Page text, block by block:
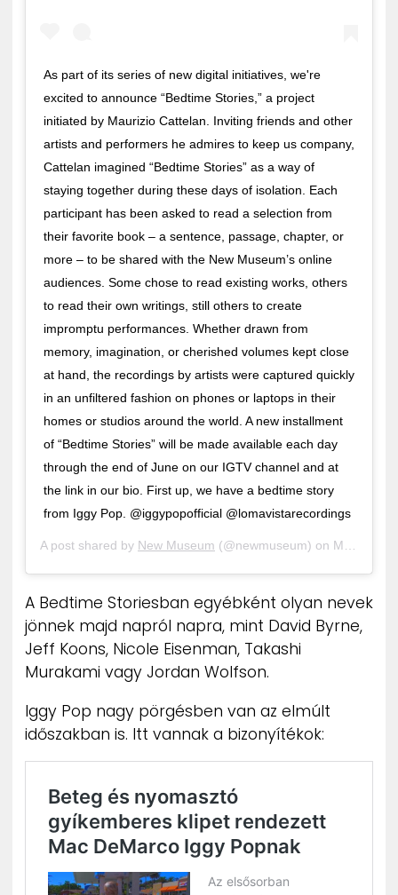
As part of its series of new digital initiatives, we're
excited to announce “Bedtime Stories,” a project
initiated by Maurizio Cattelan. Inviting friends and other
artists and performers he admires to keep us company,
Cattelan imagined “Bedtime Stories” as a way of
staying together during these days of isolation. Each
participant has been asked to read a selection from
their favorite book – a sentence, passage, chapter, or
more – to be shared with the New Museum’s online
audiences. Some chose to read existing works, others
to read their own writings, still others to create
impromptu performances. Whether drawn from
memory, imagination, or cherished volumes kept close
at hand, the recordings by artists were captured quickly
in an unfiltered fashion on phones or laptops in their
homes or studios around the world. A new installment
of “Bedtime Stories” will be made available each day
through the end of June on our IGTV channel and at
the link in our bio. First up, we have a bedtime story
from Iggy Pop. @iggypopofficial @lomavistarecordings
A post shared by New Museum (@newmuseum) on May 14, 2020 at 10:10am PDT
A Bedtime Storiesban egyébként olyan nevek
jönnek majd napról napra, mint David Byrne,
Jeff Koons, Nicole Eisenman, Takashi
Murakami vagy Jordan Wolfson.
Iggy Pop nagy pörgésben van az elmúlt
időszakban is. Itt vannak a bizonyítékok: